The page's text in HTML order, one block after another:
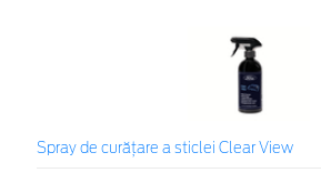
Spray de curățare a sticlei Clear View